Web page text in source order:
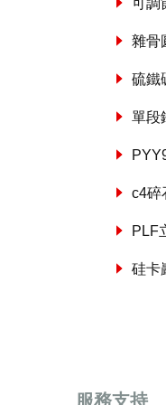
可調
雜骨
硫鐵
單段
c4碎
PLF
硅卡
服務支持